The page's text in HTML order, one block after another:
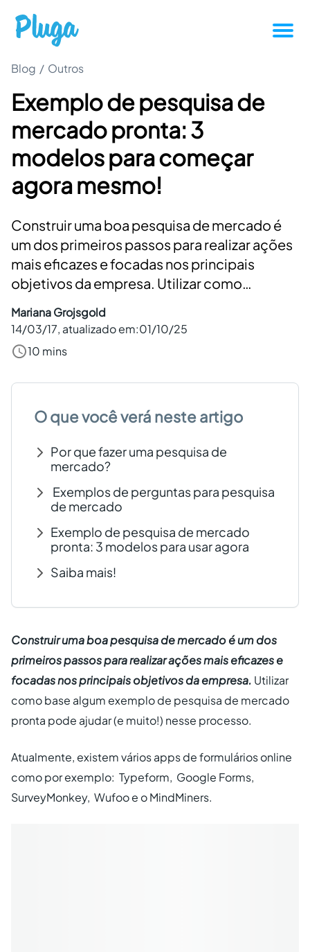
Produtividade
Novidades da Pluga
Casos de sucesso
Outros
Entrar
Criar conta grátis
Blog / Outros
Exemplo de pesquisa de
mercado pronta: 3
modelos para começar
agora mesmo!
Construir uma boa pesquisa de mercado é
um dos primeiros passos para realizar ações
mais eficazes e focadas nos principais
objetivos da empresa. Utilizar como…
Mariana Grojsgold
14/03/17, atualizado em:01/10/25
10 mins
O que você verá neste artigo
Por que fazer uma pesquisa de
mercado?
Exemplos de perguntas para pesquisa
de mercado
Exemplo de pesquisa de mercado
pronta: 3 modelos para usar agora
Saiba mais!
Construir uma boa pesquisa de mercado é um dos
primeiros passos para realizar ações mais eficazes e
focadas nos principais objetivos da empresa. Utilizar
como base algum exemplo de pesquisa de mercado
pronta pode ajudar (e muito!) nesse processo.
Atualmente, existem vários apps de formulários online
como por exemplo: Typeform, Google Forms,
SurveyMonkey, Wufoo e o MindMiners.